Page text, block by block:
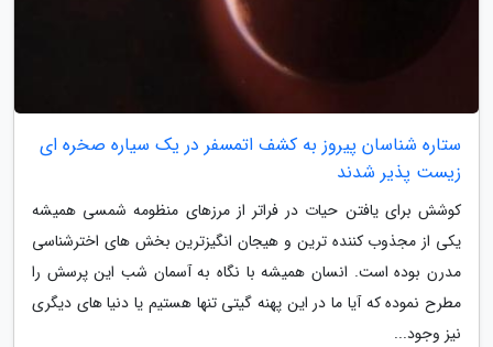
ستاره شناسان پیروز به کشف اتمسفر در یک سیاره صخره ای
زیست پذیر شدند
کوشش برای یافتن حیات در فراتر از مرزهای منظومه شمسی همیشه
یکی از مجذوب کننده ترین و هیجان انگیزترین بخش های اخترشناسی
مدرن بوده است. انسان همیشه با نگاه به آسمان شب این پرسش را
مطرح نموده که آیا ما در این پهنه گیتی تنها هستیم یا دنیا های دیگری
نیز وجود...